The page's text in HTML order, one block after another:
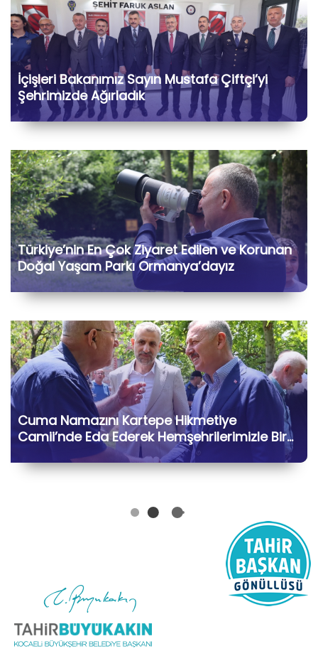
İçişleri Bakanımız Sayın Mustafa Çiftçi’yi
Şehrimizde Ağırladık
Türkiye’nin En Çok Ziyaret Edilen ve Korunan
Doğal Yaşam Parkı Ormanya’dayız
Cuma Namazını Kartepe Hikmetiye
Camii’nde Eda Ederek Hemşehrilerimizle Bir
Araya Geldik